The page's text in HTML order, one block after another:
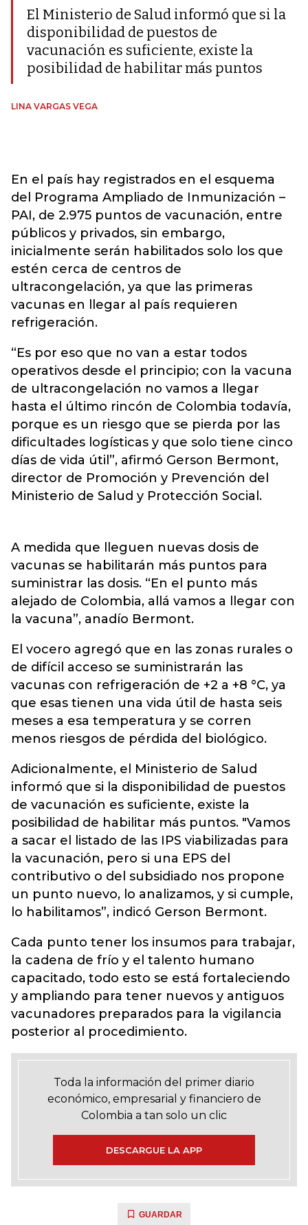
El Ministerio de Salud informó que si la
disponibilidad de puestos de
vacunación es suficiente, existe la
posibilidad de habilitar más puntos
LINA VARGAS VEGA
En el país hay registrados en el esquema
del Programa Ampliado de Inmunización –
PAI, de 2.975 puntos de vacunación, entre
públicos y privados, sin embargo,
inicialmente serán habilitados solo los que
estén cerca de centros de
ultracongelación, ya que las primeras
vacunas en llegar al país requieren
refrigeración.
“Es por eso que no van a estar todos
operativos desde el principio; con la vacuna
de ultracongelación no vamos a llegar
hasta el último rincón de Colombia todavía,
porque es un riesgo que se pierda por las
dificultades logísticas y que solo tiene cinco
días de vida útil”, afirmó Gerson Bermont,
director de Promoción y Prevención del
Ministerio de Salud y Protección Social.
A medida que lleguen nuevas dosis de
vacunas se habilitarán más puntos para
suministrar las dosis. “En el punto más
alejado de Colombia, allá vamos a llegar con
la vacuna”, anadío Bermont.
El vocero agregó que en las zonas rurales o
de difícil acceso se suministrarán las
vacunas con refrigeración de +2 a +8 °C, ya
que esas tienen una vida útil de hasta seis
meses a esa temperatura y se corren
menos riesgos de pérdida del biológico.
Adicionalmente, el Ministerio de Salud
informó que si la disponibilidad de puestos
de vacunación es suficiente, existe la
posibilidad de habilitar más puntos. "Vamos
a sacar el listado de las IPS viabilizadas para
la vacunación, pero si una EPS del
contributivo o del subsidiado nos propone
un punto nuevo, lo analizamos, y si cumple,
lo habilitamos”, indicó Gerson Bermont.
Cada punto tener los insumos para trabajar,
la cadena de frío y el talento humano
capacitado, todo esto se está fortaleciendo
y ampliando para tener nuevos y antiguos
vacunadores preparados para la vigilancia
posterior al procedimiento.
Toda la información del primer diario
económico, empresarial y financiero de
Colombia a tan solo un clic
DESCARGUE LA APP
GUARDAR